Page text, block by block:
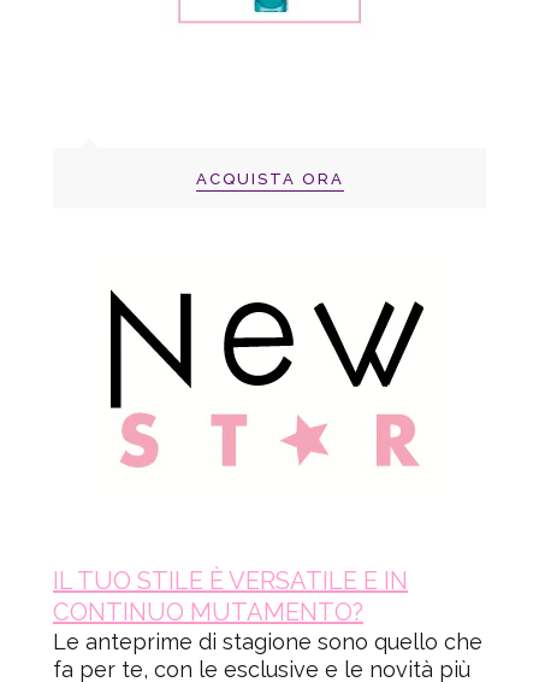
ACQUISTA ORA
IL TUO STILE È VERSATILE E IN
CONTINUO MUTAMENTO?
Le anteprime di stagione sono quello che
fa per te, con le esclusive e le novità più